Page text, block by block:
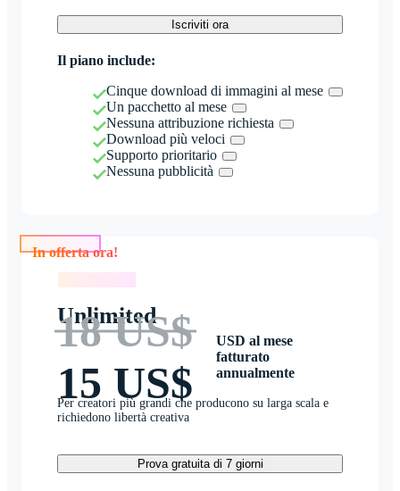
Iscriviti ora
Il piano include:
Cinque download di immagini al mese
Un pacchetto al mese
Nessuna attribuzione richiesta
Download più veloci
Supporto prioritario
Nessuna pubblicità
Unlimited
18 US$
15 US$
USD al mese
fatturato
annualmente
Per creatori più grandi che producono su larga scala e
richiedono libertà creativa
Prova gratuita di 7 giorni